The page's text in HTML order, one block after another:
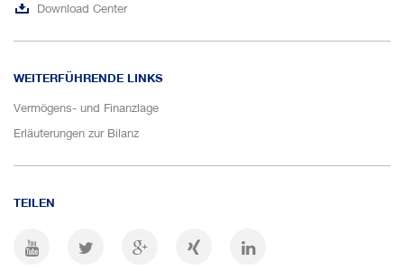
Download Center
WEITERFÜHRENDE LINKS
Vermögens- und Finanzlage
Erläuterungen zur Bilanz
TEILEN
YouTube Channel
Auf Twitter teilenAuf Google+ teilen
Auf XING teilen